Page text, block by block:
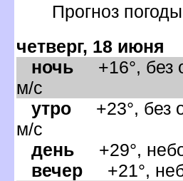
Прогноз
четверг, 18 июня
ночь +16°, без
м/с
утро +23°, без
м/с
день +29°,
ечер +21°,